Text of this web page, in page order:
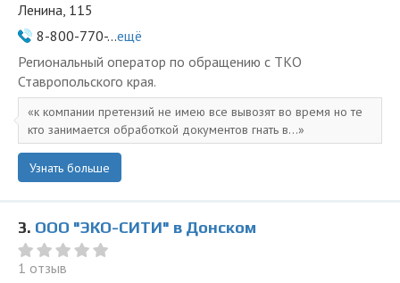
Ленина, 115
8-800-770-...ещё
Региональный оператор по обращению с ТКО
Ставропольского края.
к компании претензий не имею все вывозят во время но те
кто занимается обработкой документов гнать в...
Узнать больше
3. ООО "ЭКО-СИТИ" в Донском
1 отзыв